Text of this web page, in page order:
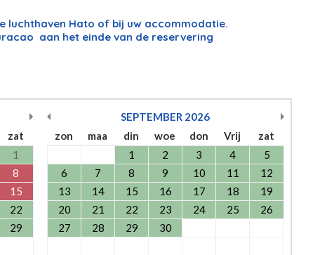
luchthaven Hato of bij uw accommodatie.
aan het einde van de reservering
zat
1
8
15
22
29
SEPTEMBER 2026
zon
maa din woe don Vrij
zat
1
2 3 4
5
6
7 8 9 10 11
12
13
14 15 16 17 18
19
20
21 22 23 24 25
26
27
28 29 30